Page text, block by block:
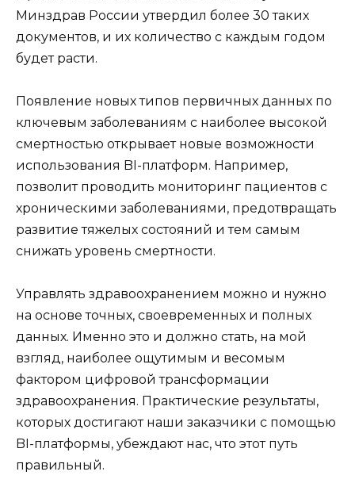
Минздрав России утвердил более 30 таких
документов, и их количество с каждым годом
будет расти.
Появление новых типов первичных данных по
ключевым заболеваниям с наиболее высокой
смертностью открывает новые возможности
использования BI-платформ. Например,
позволит проводить мониторинг пациентов с
хроническими заболеваниями, предотвращать
развитие тяжелых состояний и тем самым
снижать уровень смертности.
Управлять здравоохранением можно и нужно
на основе точных, своевременных и полных
данных. Именно это и должно стать, на мой
взгляд, наиболее ощутимым и весомым
фактором цифровой трансформации
здравоохранения. Практические результаты,
которых достигают наши заказчики с помощью
BI-платформы, убеждают нас, что этот путь
правильный.